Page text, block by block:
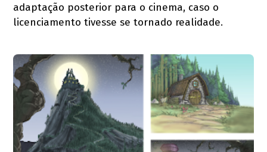
adaptação posterior para o cinema, caso o
licenciamento tivesse se tornado realidade.